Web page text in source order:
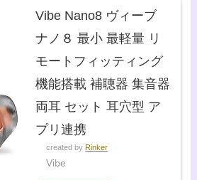
Vibe Nano8 ヴィーブ
ナノ８ 最小 最軽量 リ
モートフィッティング
機能搭載 補聴器 集音器
両耳 セット 耳穴型 ア
プリ連携
created byRinker
Vibe